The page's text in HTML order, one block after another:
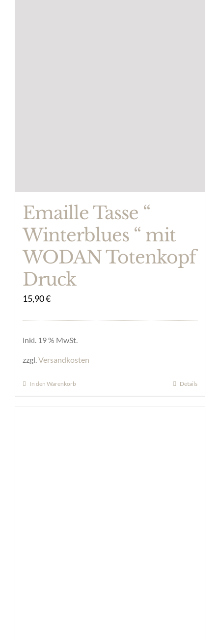
Emaille Tasse “
Winterblues “ mit
WODAN Totenkopf
Druck
15,90€
inkl. 19 % MwSt.
zzgl.Versandkosten
In den Warenkorb Details